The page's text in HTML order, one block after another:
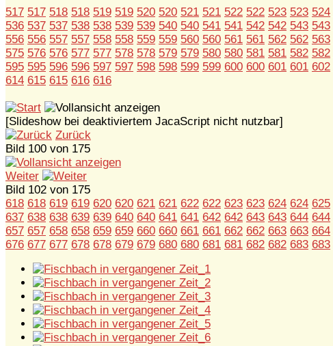
517 517 518 518 519 519 520 520 521 521 522 522 523 523 524
536 537 537 538 538 539 539 540 540 541 541 542 542 543 543
556 556 557 557 558 558 559 559 560 560 561 561 562 562 563
575 576 576 577 577 578 578 579 579 580 580 581 581 582 582
595 595 596 596 597 597 598 598 599 599 600 600 601 601 602
614 615 615 616 616
[Slideshow bei deaktiviertem JacaScript nicht nutzbar]
Zurück
Bild 100 von 175
Weiter
Bild 102 von 175
618 618 619 619 620 620 621 621 622 622 623 623 624 624 625
637 638 638 639 639 640 640 641 641 642 642 643 643 644 644
657 657 658 658 659 659 660 660 661 661 662 662 663 663 664
676 677 677 678 678 679 679 680 680 681 681 682 682 683 683